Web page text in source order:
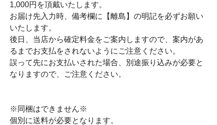
1,000円を頂戴いたします。
お届け先入力時、備考欄に【離島】の明記を必ずお願い
いたします。
後日、当店から確定料金をご案内しますので、案内があ
るまでお支払をされないようにご注意ください。
誤って先にお支払いされた場合、別途振り込みが必要と
なりますので、ご注意ください。
※同梱はできません※
個別に送料が必要となります。